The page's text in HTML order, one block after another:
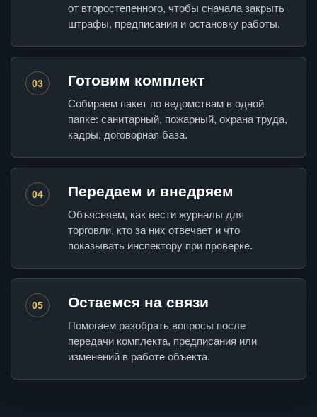
от второстепенного, чтобы сначала закрыть
штрафы, предписания и остановку работы.
03 Готовим комплект
Собираем пакет по ведомствам в одной
папке: санитарный, пожарный, охрана труда,
кадры, договорная база.
04 Передаем и внедряем
Объясняем, как вести журналы для
торговли, кто за них отвечает и что
показывать инспектору при проверке.
05 Остаемся на связи
Помогаем разобрать вопросы после
передачи комплекта, предписания или
изменений в работе объекта.